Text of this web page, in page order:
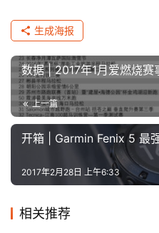
生成海报
数据 | 2017年1月爱燃烧赛
上一篇
开箱 | Garmin Fenix 5 最
2017年2月28日 上午6:33
相关推荐